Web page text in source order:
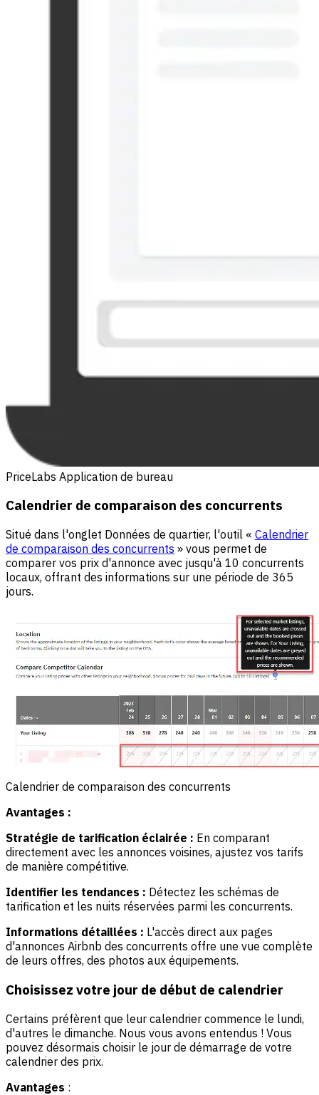
PriceLabs Application de bureau
Calendrier de comparaison des concurrents
Situé dans l'onglet Données de quartier, l'outil « Calendrier
de comparaison des concurrents » vous permet de
comparer vos prix d'annonce avec jusqu'à 10 concurrents
locaux, offrant des informations sur une période de 365
jours.
Calendrier de comparaison des concurrents
Avantages :
Stratégie de tarification éclairée : En comparant
directement avec les annonces voisines, ajustez vos tarifs
de manière compétitive.
Identifier les tendances : Détectez les schémas de
tarification et les nuits réservées parmi les concurrents.
Informations détaillées : L'accès direct aux pages
d'annonces Airbnb des concurrents offre une vue complète
de leurs offres, des photos aux équipements.
Choisissez votre jour de début de calendrier
Certains préfèrent que leur calendrier commence le lundi,
d'autres le dimanche. Nous vous avons entendus ! Vous
pouvez désormais choisir le jour de démarrage de votre
calendrier des prix.
Avantages :